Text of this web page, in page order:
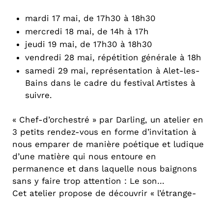
mardi 17 mai, de 17h30 à 18h30
mercredi 18 mai, de 14h à 17h
jeudi 19 mai, de 17h30 à 18h30
vendredi 28 mai, répétition générale à 18h
samedi 29 mai, représentation à Alet-les-
Bains dans le cadre du festival Artistes à
suivre.
« Chef-d’orchestré » par Darling, un atelier en
3 petits rendez-vous en forme d’invitation à
nous emparer de manière poétique et ludique
d’une matière qui nous entoure en
permanence et dans laquelle nous baignons
sans y faire trop attention : Le son…
Cet atelier propose de découvrir « l’étrange-